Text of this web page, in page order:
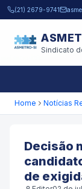
Pular para o
(21) 2679-9741
Sindicato
Home Notícias
Decisão
de